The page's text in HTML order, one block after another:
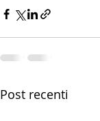
Post recenti